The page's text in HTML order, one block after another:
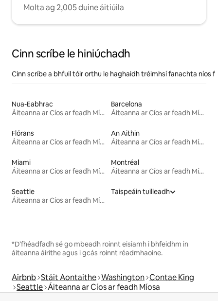
Molta ag 2,005 duine áitiúila
Cinn scríbe le hiniúchadh
Cinn scríbe a bhfuil tóir orthu le haghaidh tréimhsí fanachta níos
Nua-Eabhrac
Áiteanna ar Cíos ar feadh Míosa
Barcelona
Áiteanna ar Cíos ar feadh Míosa
Flórans
Áiteanna ar Cíos ar feadh Míosa
An Aithin
Áiteanna ar Cíos ar feadh Míosa
Miami
Áiteanna ar Cíos ar feadh Míosa
Montréal
Áiteanna ar Cíos ar feadh Míosa
Seattle
Áiteanna ar Cíos ar feadh Míosa
Taispeáin tuilleadh
*D’fhéadfadh sé go mbeadh roinnt eisiamh i bhfeidhm in
áiteanna áirithe agus i gcás roinnt réadmhaoine.
Airbnb Stáit Aontaithe Washington Contae King
Seattle Áiteanna ar Cíos ar feadh Míosa